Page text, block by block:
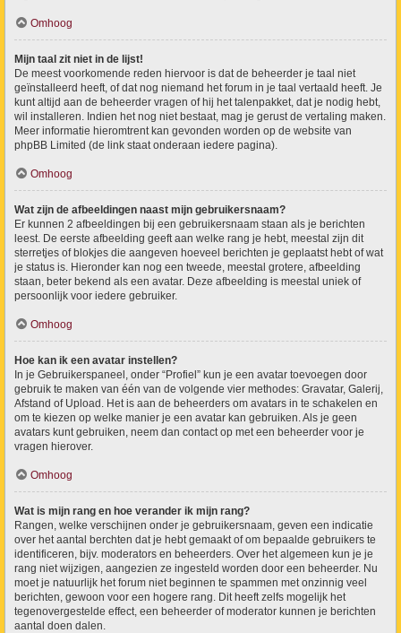
Omhoog
Mijn taal zit niet in de lijst!
De meest voorkomende reden hiervoor is dat de beheerder je taal niet
geïnstalleerd heeft, of dat nog niemand het forum in je taal vertaald heeft. Je
kunt altijd aan de beheerder vragen of hij het talenpakket, dat je nodig hebt,
wil installeren. Indien het nog niet bestaat, mag je gerust de vertaling maken.
Meer informatie hieromtrent kan gevonden worden op de website van
phpBB Limited (de link staat onderaan iedere pagina).
Omhoog
Wat zijn de afbeeldingen naast mijn gebruikersnaam?
Er kunnen 2 afbeeldingen bij een gebruikersnaam staan als je berichten
leest. De eerste afbeelding geeft aan welke rang je hebt, meestal zijn dit
sterretjes of blokjes die aangeven hoeveel berichten je geplaatst hebt of wat
je status is. Hieronder kan nog een tweede, meestal grotere, afbeelding
staan, beter bekend als een avatar. Deze afbeelding is meestal uniek of
persoonlijk voor iedere gebruiker.
Omhoog
Hoe kan ik een avatar instellen?
In je Gebruikerspaneel, onder “Profiel” kun je een avatar toevoegen door
gebruik te maken van één van de volgende vier methodes: Gravatar, Galerij,
Afstand of Upload. Het is aan de beheerders om avatars in te schakelen en
om te kiezen op welke manier je een avatar kan gebruiken. Als je geen
avatars kunt gebruiken, neem dan contact op met een beheerder voor je
vragen hierover.
Omhoog
Wat is mijn rang en hoe verander ik mijn rang?
Rangen, welke verschijnen onder je gebruikersnaam, geven een indicatie
over het aantal berchten dat je hebt gemaakt of om bepaalde gebruikers te
identificeren, bijv. moderators en beheerders. Over het algemeen kun je je
rang niet wijzigen, aangezien ze ingesteld worden door een beheerder. Nu
moet je natuurlijk het forum niet beginnen te spammen met onzinnig veel
berichten, gewoon voor een hogere rang. Dit heeft zelfs mogelijk het
tegenovergestelde effect, een beheerder of moderator kunnen je berichten
aantal doen dalen.